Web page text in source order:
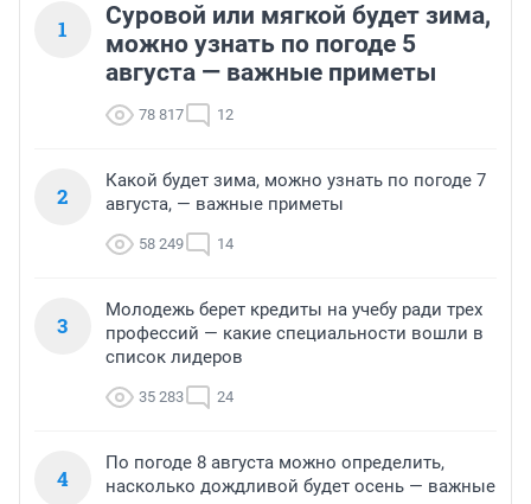
1
Суровой или мягкой будет зима,
можно узнать по погоде 5
августа — важные приметы
78 817 12
2
Какой будет зима, можно узнать по погоде 7
августа, — важные приметы
58 249 14
3
Молодежь берет кредиты на учебу ради трех
профессий — какие специальности вошли в
список лидеров
35 283 24
4
По погоде 8 августа можно определить,
насколько дождливой будет осень — важные